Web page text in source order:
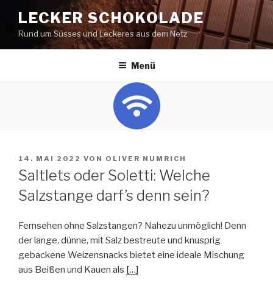
Inhalt
springen
LECKER SCHOKOLADE
Rund um Süsses und Leckeres aus dem Netz
Menü
VERÖFFENTLICHT
AM
14. MAI 2022 VON OLIVER NUMRICH
Saltlets oder Soletti: Welche
Salzstange darf’s denn sein?
Fernsehen ohne Salzstangen? Nahezu unmöglich! Denn
der lange, dünne, mit Salz bestreute und knusprig
gebackene Weizensnacks bietet eine ideale Mischung
aus Beißen und Kauen als […]